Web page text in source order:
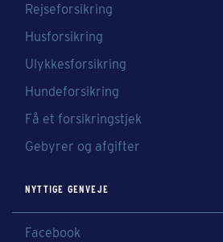
Rejseforsikring
Husforsikring
Ulykkesforsikring
Hundeforsikring
Få et forsikringstjek
Gebyrer og afgifter
NYTTIGE GENVEJE
Facebook